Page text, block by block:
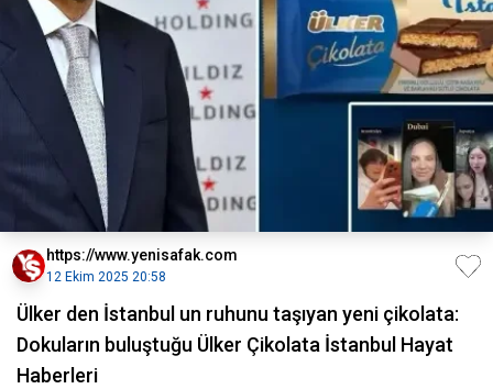
https://www.yenisafak.com
12 Ekim 2025 20:58
Ülker den İstanbul un ruhunu taşıyan yeni çikolata:
Dokuların buluştuğu Ülker Çikolata İstanbul Hayat
Haberleri